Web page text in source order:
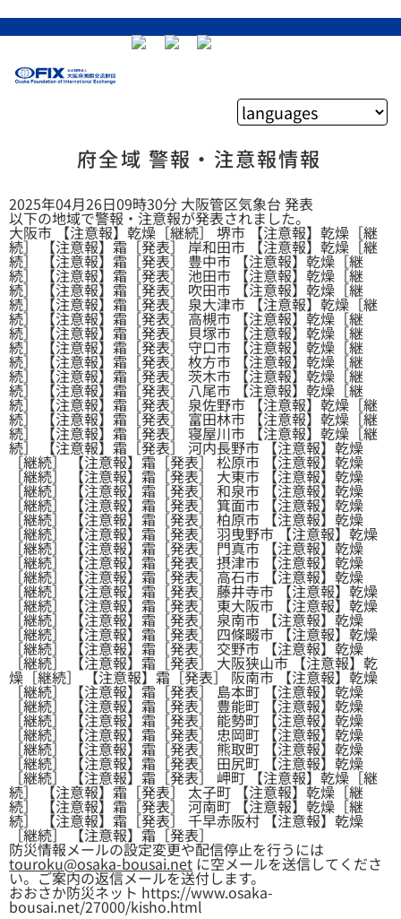
府全域 警報・注意報情報
2025年04月26日09時30分 大阪管区気象台 発表
以下の地域で警報・注意報が発表されました。
大阪市 【注意報】乾燥［継続］ 堺市 【注意報】乾燥［継
続］ 【注意報】霜［発表］ 岸和田市 【注意報】乾燥［継
続］ 【注意報】霜［発表］ 豊中市 【注意報】乾燥［継
続］ 【注意報】霜［発表］ 池田市 【注意報】乾燥［継
続］ 【注意報】霜［発表］ 吹田市 【注意報】乾燥［継
続］ 【注意報】霜［発表］ 泉大津市 【注意報】乾燥［継
続］ 【注意報】霜［発表］ 高槻市 【注意報】乾燥［継
続］ 【注意報】霜［発表］ 貝塚市 【注意報】乾燥［継
続］ 【注意報】霜［発表］ 守口市 【注意報】乾燥［継
続］ 【注意報】霜［発表］ 枚方市 【注意報】乾燥［継
続］ 【注意報】霜［発表］ 茨木市 【注意報】乾燥［継
続］ 【注意報】霜［発表］ 八尾市 【注意報】乾燥［継
続］ 【注意報】霜［発表］ 泉佐野市 【注意報】乾燥［継
続］ 【注意報】霜［発表］ 富田林市 【注意報】乾燥［継
続］ 【注意報】霜［発表］ 寝屋川市 【注意報】乾燥［継
続］ 【注意報】霜［発表］ 河内長野市 【注意報】乾燥
［継続］ 【注意報】霜［発表］ 松原市 【注意報】乾燥
［継続］ 【注意報】霜［発表］ 大東市 【注意報】乾燥
［継続］ 【注意報】霜［発表］ 和泉市 【注意報】乾燥
［継続］ 【注意報】霜［発表］ 箕面市 【注意報】乾燥
［継続］ 【注意報】霜［発表］ 柏原市 【注意報】乾燥
［継続］ 【注意報】霜［発表］ 羽曳野市 【注意報】乾燥
［継続］ 【注意報】霜［発表］ 門真市 【注意報】乾燥
［継続］ 【注意報】霜［発表］ 摂津市 【注意報】乾燥
［継続］ 【注意報】霜［発表］ 高石市 【注意報】乾燥
［継続］ 【注意報】霜［発表］ 藤井寺市 【注意報】乾燥
［継続］ 【注意報】霜［発表］ 東大阪市 【注意報】乾燥
［継続］ 【注意報】霜［発表］ 泉南市 【注意報】乾燥
［継続］ 【注意報】霜［発表］ 四條畷市 【注意報】乾燥
［継続］ 【注意報】霜［発表］ 交野市 【注意報】乾燥
［継続］ 【注意報】霜［発表］ 大阪狭山市 【注意報】乾
燥［継続］ 【注意報】霜［発表］ 阪南市 【注意報】乾燥
［継続］ 【注意報】霜［発表］ 島本町 【注意報】乾燥
［継続］ 【注意報】霜［発表］ 豊能町 【注意報】乾燥
［継続］ 【注意報】霜［発表］ 能勢町 【注意報】乾燥
［継続］ 【注意報】霜［発表］ 忠岡町 【注意報】乾燥
［継続］ 【注意報】霜［発表］ 熊取町 【注意報】乾燥
［継続］ 【注意報】霜［発表］ 田尻町 【注意報】乾燥
［継続］ 【注意報】霜［発表］ 岬町 【注意報】乾燥［継
続］ 【注意報】霜［発表］ 太子町 【注意報】乾燥［継
続］ 【注意報】霜［発表］ 河南町 【注意報】乾燥［継
続］ 【注意報】霜［発表］ 千早赤阪村 【注意報】乾燥
［継続］ 【注意報】霜［発表］
防災情報メールの設定変更や配信停止を行うには
touroku@osaka-bousai.netに空メールを送信してくださ
い。ご案内の返信メールを送付します。
おおさか防災ネット https://www.osaka-
bousai.net/27000/kisho.html